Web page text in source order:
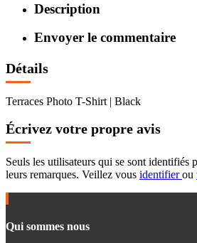
Description
Envoyer le commentaire
Détails
Terraces Photo T-Shirt | Black
Écrivez votre propre avis
Seuls les utilisateurs qui se sont identifiés
leurs remarques. Veillez vous identifierou
Qui sommes nous